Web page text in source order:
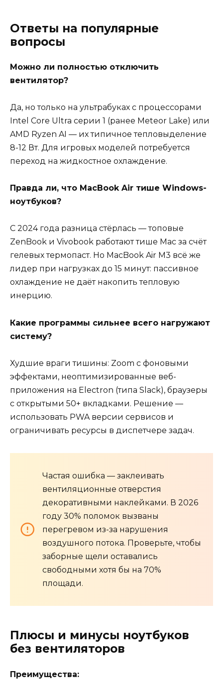
Ответы на популярные
вопросы
Можно ли полностью отключить
вентилятор?
Да, но только на ультрабуках с процессорами
Intel Core Ultra серии 1 (ранее Meteor Lake) или
AMD Ryzen AI — их типичное тепловыделение
8-12 Вт. Для игровых моделей потребуется
переход на жидкостное охлаждение.
Правда ли, что MacBook Air тише Windows-
ноутбуков?
С 2024 года разница стёрлась — топовые
ZenBook и Vivobook работают тише Mac за счёт
гелевых термопаст. Но MacBook Air M3 всё же
лидер при нагрузках до 15 минут: пассивное
охлаждение не даёт накопить тепловую
инерцию.
Какие программы сильнее всего нагружают
систему?
Худшие враги тишины: Zoom с фоновыми
эффектами, неоптимизированные веб-
приложения на Electron (типа Slack), браузеры
с открытыми 50+ вкладками. Решение —
использовать PWA версии сервисов и
ограничивать ресурсы в диспетчере задач.
Частая ошибка — заклеивать
вентиляционные отверстия
декоративными наклейками. В 2026
году 30% поломок вызваны
перегревом из-за нарушения
воздушного потока. Проверьте, чтобы
заборные щели оставались
свободными хотя бы на 70%
площади.
Плюсы и минусы ноутбуков
без вентиляторов
Преимущества: